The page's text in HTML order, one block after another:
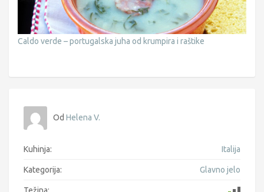
Caldo verde – portugalska juha od krumpira i raštike
Od Helena V.
Kuhinja: Italija
Kategorija: Glavno jelo
Težina: